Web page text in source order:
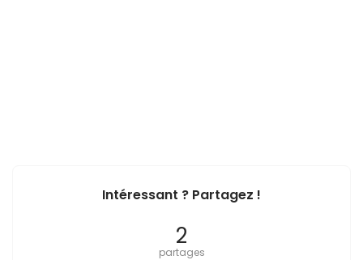
Intéressant ? Partagez !
2
partages